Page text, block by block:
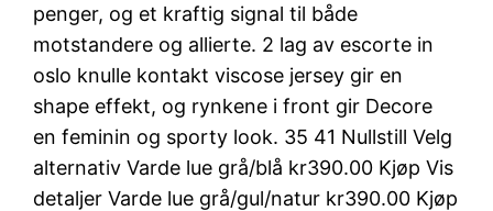
penger, og et kraftig signal til både
motstandere og allierte. 2 lag av escorte in
oslo knulle kontakt viscose jersey gir en
shape effekt, og rynkene i front gir Decore
en feminin og sporty look. 35 41 Nullstill Velg
alternativ Varde lue grå/blå kr390.00 Kjøp Vis
detaljer Varde lue grå/gul/natur kr390.00 Kjøp